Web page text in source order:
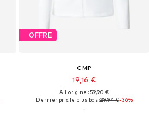
OFFRE
CMP
19,16 €
À l'origine : 59,90 €
Dernier prix le plus bas :29,94 €-36%